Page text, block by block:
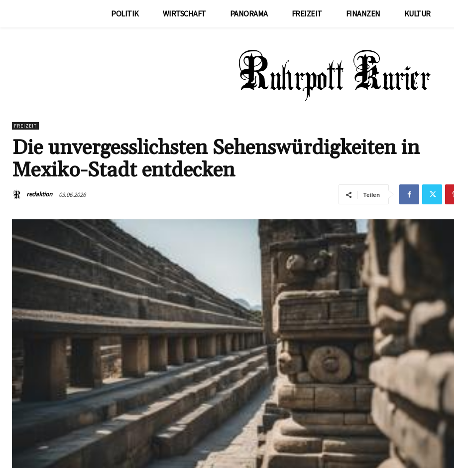
POLITIK WIRTSCHAFT PANORAMA FREIZEIT FINANZEN KULTUR
FREIZEIT
Die unvergesslichsten Sehenswürdigkeiten in
Mexiko-Stadt entdecken
redaktion 03.06.2026 Teilen